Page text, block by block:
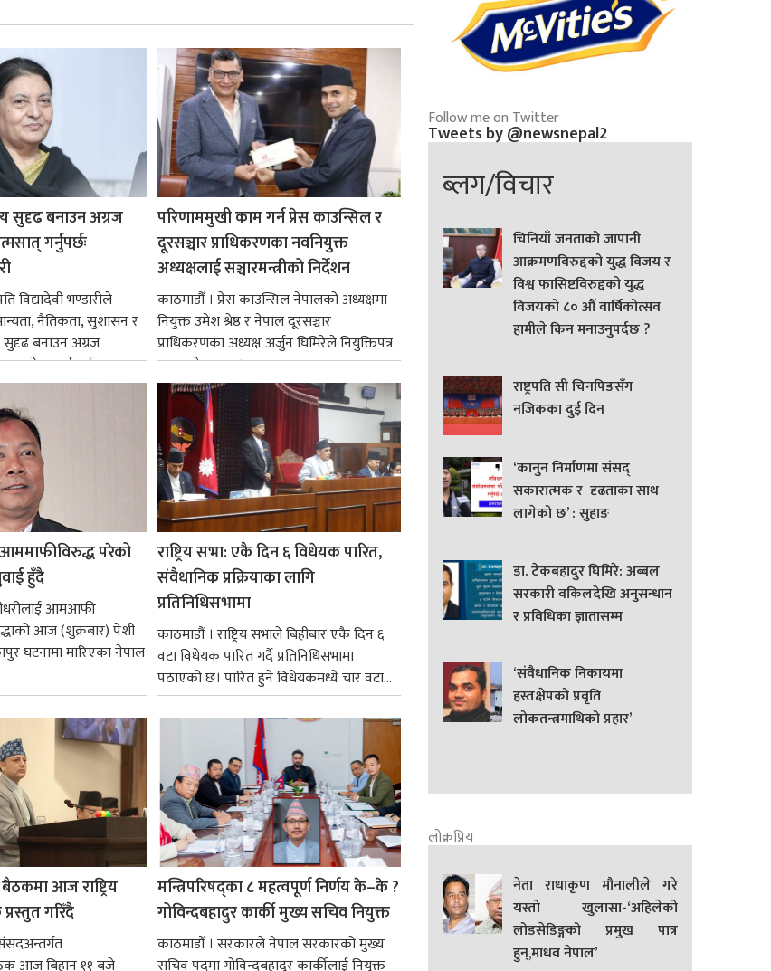
सुदृढ बनाउन अग्रज
गर्नुपर्छः
विद्यादेवी भण्डारीले
नैतिकता, सुशासन र
सुदृढ बनाउन अग्रज
आदर्शलाई आत्मसात्
परिणाममुखी काम गर्न प्रेस काउन्सिल र
दूरसञ्चार प्राधिकरणका नवनियुक्त
अध्यक्षलाई सञ्चारमन्त्रीको निर्देशन
काठमाडौँ । प्रेस काउन्सिल नेपालको अध्यक्षमा
नियुक्त उमेश श्रेष्ठ र नेपाल दूरसञ्चार
प्राधिकरणका अध्यक्ष अर्जुन घिमिरेले नियुक्तिपत्र
ग्रहण गरेका छन्।...
परेको
हुँदै
आमआफी
आज (शुक्रबार) पेशी
घटनामा मारिएका नेपाल
राष्ट्रिय सभा: एकै दिन ६ विधेयक पारित,
संवैधानिक प्रक्रियाका लागि
प्रतिनिधिसभामा
काठमाडौं । राष्ट्रिय सभाले बिहीबार एकै दिन ६
वटा विधेयक पारित गर्दै प्रतिनिधिसभामा
पठाएको छ। पारित हुने विधेयकमध्ये चार वटा...
आज राष्ट्रिय
गरिँदै
मन्त्रिपरिषद्का ८ महत्वपूर्ण निर्णय के–के ?
गोविन्दबहादुर कार्की मुख्य सचिव नियुक्त
काठमाडौँ । सरकारले नेपाल सरकारको मुख्य
Follow me on Twitter
Tweets by @newsnepal2
ब्लग/विचार
चिनियाँ जनताको जापानी
आक्रमणविरुद्दको युद्ध विजय र
विश्व फासिष्टविरुद्दको युद्ध
विजयको ८० औं वार्षिकोत्सव
हामीले किन मनाउनुपर्दछ ?
राष्ट्रपति सी चिनपिङसँग
नजिकका दुई दिन
‘कानुन निर्माणमा संसद्
सकारात्मक र दृढताका साथ
लागेको छ’ : सुहाङ
डा. टेकबहादुर घिमिरे: अब्बल
सरकारी वकिलदेखि अनुसन्धान
र प्रविधिका ज्ञातासम्म
‘संवैधानिक निकायमा
हस्तक्षेपको प्रवृति
लोकतन्त्रमाथिको प्रहार’
लोक्रप्रिय
नेता राधाकृण मौनालीले गरे
यस्तो खुलासा-‘अहिलेको
लोडसेडिङ्गको प्रमुख पात्र
हुन्,माधव नेपाल’